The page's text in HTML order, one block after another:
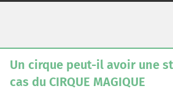
facteurs industriels et financiers.
Un cirque peut-il avoir une
cas du CIRQUE MAGIQUE